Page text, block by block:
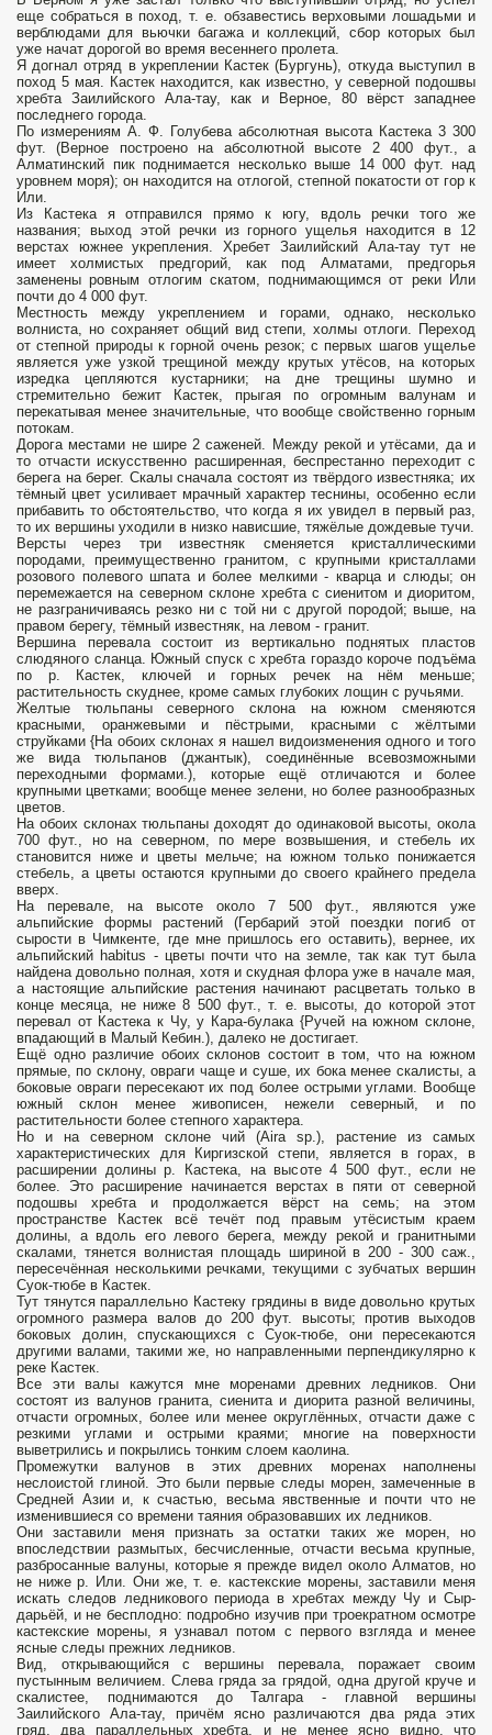
еще собраться в поход, т. е. обзавестись верховыми лошадьми и
верблюдами для вьючки багажа и коллекций, сбор которых был
уже начат дорогой во время весеннего пролета.
Я догнал отряд в укреплении Кастек (Бургунь), откуда выступил в
поход 5 мая. Кастек находится, как известно, у северной подошвы
хребта Заилийского Ала-тау, как и Верное, 80 вёрст западнее
последнего города.
По измерениям А. Ф. Голубева абсолютная высота Кастека 3 300
фут. (Верное построено на абсолютной высоте 2 400 фут., а
Алматинский пик поднимается несколько выше 14 000 фут. над
уровнем моря); он находится на отлогой, степной покатости от гор к
Или.
Из Кастека я отправился прямо к югу, вдоль речки того же
названия; выход этой речки из горного ущелья находится в 12
верстах южнее укрепления. Хребет Заилийский Ала-тау тут не
имеет холмистых предгорий, как под Алматами, предгорья
заменены ровным отлогим скатом, поднимающимся от реки Или
почти до 4 000 фут.
Местность между укреплением и горами, однако, несколько
волниста, но сохраняет общий вид степи, холмы отлоги. Переход
от степной природы к горной очень резок; с первых шагов ущелье
является уже узкой трещиной между крутых утёсов, на которых
изредка цепляются кустарники; на дне трещины шумно и
стремительно бежит Кастек, прыгая по огромным валунам и
перекатывая менее значительные, что вообще свойственно горным
потокам.
Дорога местами не шире 2 саженей. Между рекой и утёсами, да и
то отчасти искусственно расширенная, беспрестанно переходит с
берега на берег. Скалы сначала состоят из твёрдого известняка; их
тёмный цвет усиливает мрачный характер теснины, особенно если
прибавить то обстоятельство, что когда я их увидел в первый раз,
то их вершины уходили в низко нависшие, тяжёлые дождевые тучи.
Версты через три известняк сменяется кристаллическими
породами, преимущественно гранитом, с крупными кристаллами
розового полевого шпата и более мелкими - кварца и слюды; он
перемежается на северном склоне хребта с сиенитом и диоритом,
не разграничиваясь резко ни с той ни с другой породой; выше, на
правом берегу, тёмный известняк, на левом - гранит.
Вершина перевала состоит из вертикально поднятых пластов
слюдяного сланца. Южный спуск с хребта гораздо короче подъёма
по р. Кастек, ключей и горных речек на нём меньше;
растительность скуднее, кроме самых глубоких лощин с ручьями.
Желтые тюльпаны северного склона на южном сменяются
красными, оранжевыми и пёстрыми, красными с жёлтыми
струйками {На обоих склонах я нашел видоизменения одного и того
же вида тюльпанов (джантык), соединённые всевозможными
переходными формами.), которые ещё отличаются и более
крупными цветками; вообще менее зелени, но более разнообразных
цветов.
На обоих склонах тюльпаны доходят до одинаковой высоты, окола
700 фут., но на северном, по мере возвышения, и стебель их
становится ниже и цветы мельче; на южном только понижается
стебель, а цветы остаются крупными до своего крайнего предела
вверх.
На перевале, на высоте около 7 500 фут., являются уже
альпийские формы растений (Гербарий этой поездки погиб от
сырости в Чимкенте, где мне пришлось его оставить), вернее, их
альпийский habitus - цветы почти что на земле, так как тут была
найдена довольно полная, хотя и скудная флора уже в начале мая,
а настоящие альпийские растения начинают расцветать только в
конце месяца, не ниже 8 500 фут., т. е. высоты, до которой этот
перевал от Кастека к Чу, у Кара-булака {Ручей на южном склоне,
впадающий в Малый Кебин.), далеко не достигает.
Ещё одно различие обоих склонов состоит в том, что на южном
прямые, по склону, овраги чаще и суше, их бока менее скалисты, а
боковые овраги пересекают их под более острыми углами. Вообще
южный склон менее живописен, нежели северный, и по
растительности более степного характера.
Но и на северном склоне чий (Aira sp.), растение из самых
характеристических для Киргизской степи, является в горах, в
расширении долины р. Кастека, на высоте 4 500 фут., если не
более. Это расширение начинается верстах в пяти от северной
подошвы хребта и продолжается вёрст на семь; на этом
пространстве Кастек всё течёт под правым утёсистым краем
долины, а вдоль его левого берега, между рекой и гранитными
скалами, тянется волнистая площадь шириной в 200 - 300 саж.,
пересечённая несколькими речками, текущими с зубчатых вершин
Суок-тюбе в Кастек.
Тут тянутся параллельно Кастеку грядины в виде довольно крутых
огромного размера валов до 200 фут. высоты; против выходов
боковых долин, спускающихся с Суок-тюбе, они пересекаются
другими валами, такими же, но направленными перпендикулярно к
реке Кастек.
Все эти валы кажутся мне моренами древних ледников. Они
состоят из валунов гранита, сиенита и диорита разной величины,
отчасти огромных, более или менее округлённых, отчасти даже с
резкими углами и острыми краями; многие на поверхности
выветрились и покрылись тонким слоем каолина.
Промежутки валунов в этих древних моренах наполнены
неслоистой глиной. Это были первые следы морен, замеченные в
Средней Азии и, к счастью, весьма явственные и почти что не
изменившиеся со времени таяния образовавших их ледников.
Они заставили меня признать за остатки таких же морен, но
впоследствии размытых, бесчисленные, отчасти весьма крупные,
разбросанные валуны, которые я прежде видел около Алматов, но
не ниже р. Или. Они же, т. е. кастекские морены, заставили меня
искать следов ледникового периода в хребтах между Чу и Сыр-
дарьёй, и не бесплодно: подробно изучив при троекратном осмотре
кастекские морены, я узнавал потом с первого взгляда и менее
ясные следы прежних ледников.
Вид, открывающийся с вершины перевала, поражает своим
пустынным величием. Слева гряда за грядой, одна другой круче и
скалистее, поднимаются до Талгара - главной вершины
Заилийского Ала-тау, причём ясно различаются два ряда этих
гряд, два параллельных хребта, и не менее ясно видно, что